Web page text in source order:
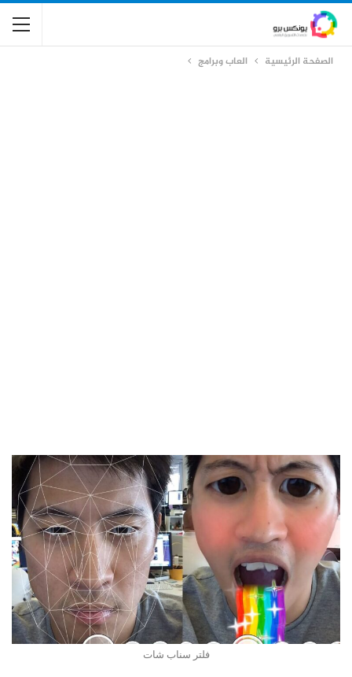
الصفحة الرئيسية العاب وبرامج
فلتر سناب شات